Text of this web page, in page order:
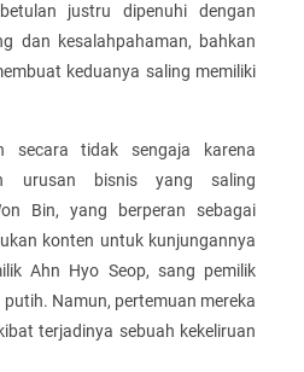
justru dipenuhi dengan
dan kesalahpahaman, bahkan
keduanya saling memiliki
secara tidak sengaja karena
urusan bisnis yang saling
Bin, yang berperan sebagai
konten untuk kunjungannya
Ahn Hyo Seop, sang pemilik
Namun, pertemuan mereka
terjadinya sebuah kekeliruan